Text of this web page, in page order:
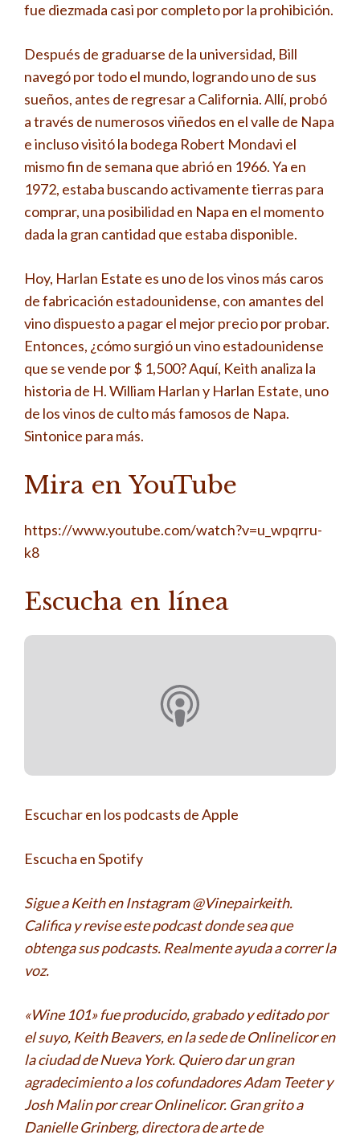
fue diezmada casi por completo por la prohibición.
Después de graduarse de la universidad, Bill
navegó por todo el mundo, logrando uno de sus
sueños, antes de regresar a California. Allí, probó
a través de numerosos viñedos en el valle de Napa
e incluso visitó la bodega Robert Mondavi el
mismo fin de semana que abrió en 1966. Ya en
1972, estaba buscando activamente tierras para
comprar, una posibilidad en Napa en el momento
dada la gran cantidad que estaba disponible.
Hoy, Harlan Estate es uno de los vinos más caros
de fabricación estadounidense, con amantes del
vino dispuesto a pagar el mejor precio por probar.
Entonces, ¿cómo surgió un vino estadounidense
que se vende por $ 1,500? Aquí, Keith analiza la
historia de H. William Harlan y Harlan Estate, uno
de los vinos de culto más famosos de Napa.
Sintonice para más.
Mira en YouTube
https://www.youtube.com/watch?v=u_wpqrru-
k8
Escucha en línea
Escuchar en los podcasts de Apple
Escucha en Spotify
Sigue a Keith en Instagram @Vinepairkeith.
Califica y revise este podcast donde sea que
obtenga sus podcasts. Realmente ayuda a correr la
voz.
«Wine 101» fue producido, grabado y editado por
el suyo, Keith Beavers, en la sede de Onlinelicor en
la ciudad de Nueva York. Quiero dar un gran
agradecimiento a los cofundadores Adam Teeter y
Josh Malin por crear Onlinelicor. Gran grito a
Danielle Grinberg, directora de arte de